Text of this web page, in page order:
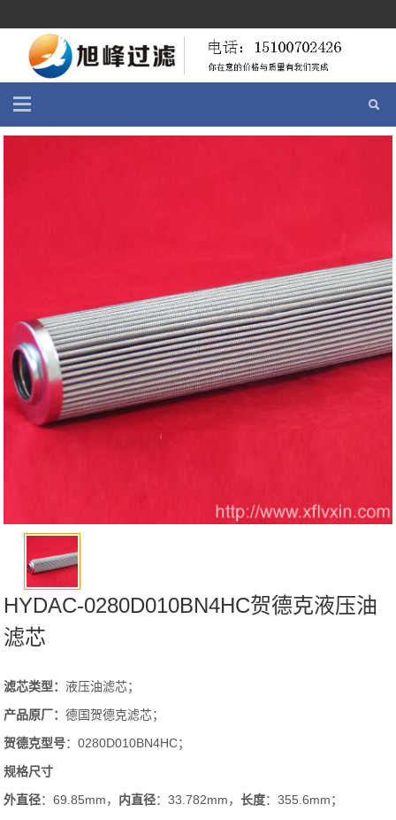
HYDAC-0280D010BN4HC贺德克液压油
滤芯
滤芯类型：液压油滤芯；
产品原厂：德国贺德克滤芯；
贺德克型号：0280D010BN4HC；
规格尺寸
外直径：69.85mm， 内直径：33.782mm，长度：355.6mm；